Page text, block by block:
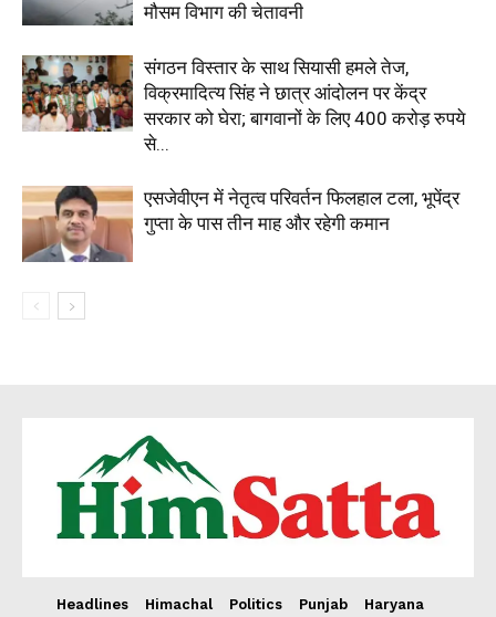
मौसम विभाग की चेतावनी
संगठन विस्तार के साथ सियासी हमले तेज,
विक्रमादित्य सिंह ने छात्र आंदोलन पर केंद्र
सरकार को घेरा; बागवानों के लिए 400 करोड़ रुपये
से...
एसजेवीएन में नेतृत्व परिवर्तन फिलहाल टला, भूपेंद्र
गुप्ता के पास तीन माह और रहेगी कमान
Headlines Himachal Politics Punjab
Haryana